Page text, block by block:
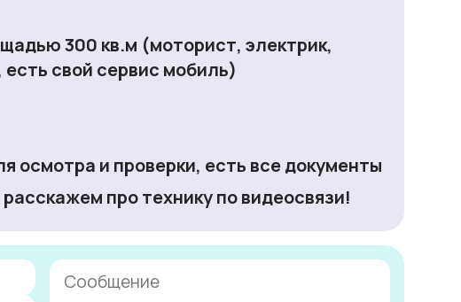
300 кв.м (моторист, электрик,
свой сервис мобиль)
осмотра и проверки, есть все документы
про технику по видеосвязи!